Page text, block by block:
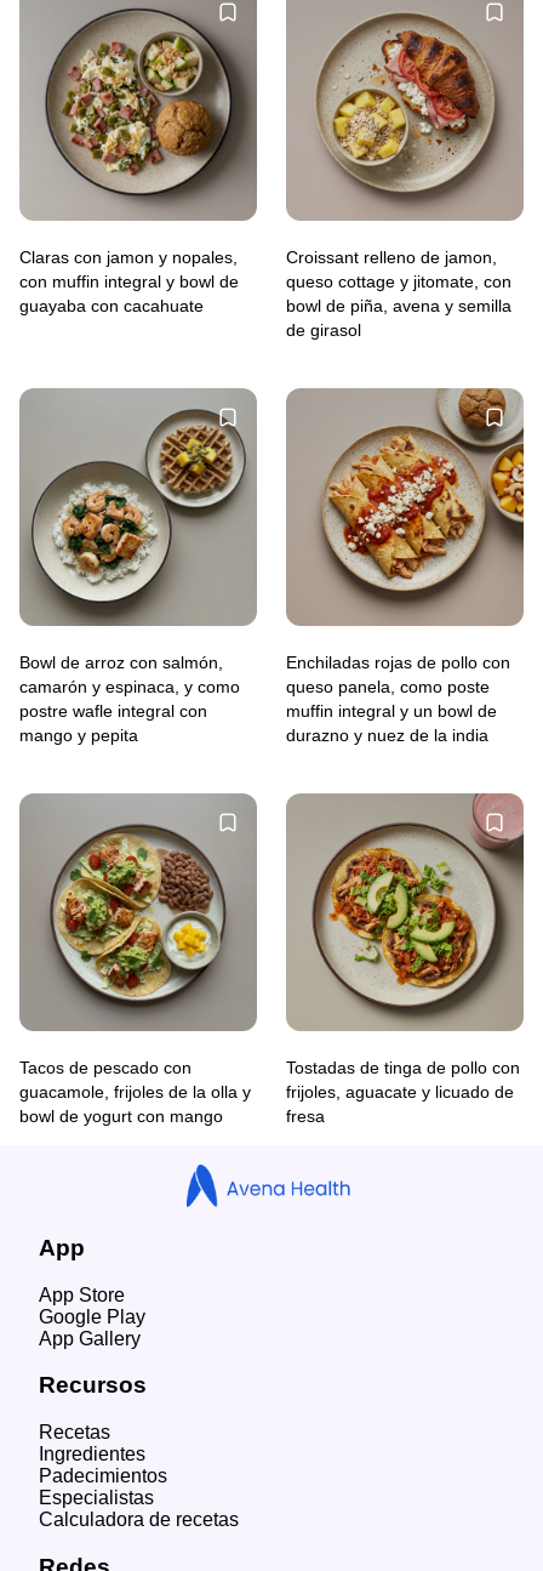
Claras con jamon y nopales,
con muffin integral y bowl de
guayaba con cacahuate
Croissant relleno de jamon,
queso cottage y jitomate, con
bowl de piña, avena y semilla
de girasol
Bowl de arroz con salmón,
camarón y espinaca, y como
postre wafle integral con
mango y pepita
Enchiladas rojas de pollo con
queso panela, como poste
muffin integral y un bowl de
durazno y nuez de la india
Tacos de pescado con
guacamole, frijoles de la olla y
bowl de yogurt con mango
Tostadas de tinga de pollo con
frijoles, aguacate y licuado de
fresa
App
App Store
Google Play
App Gallery
Recursos
Recetas
Ingredientes
Padecimientos
Especialistas
Calculadora de recetas